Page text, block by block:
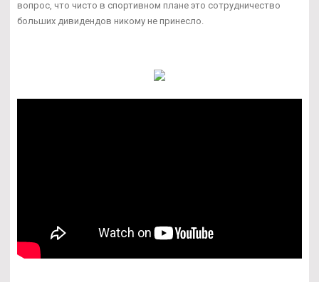
вопрос, что чисто в спортивном плане это сотрудничество
больших дивидендов никому не принесло.